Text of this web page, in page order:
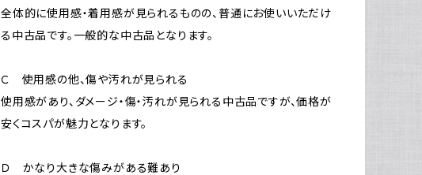
全体的に使用感・着用感が見られるものの、普通にお使いいただけ
る中古品です。一般的な中古品となります。
Ｃ 使用感の他、傷や汚れが見られる
使用感があり、ダメージ・傷・汚れが見られる中古品ですが、価格が
安くコスパが魅力となります。
Ｄ かなり大きな傷みがある難あり